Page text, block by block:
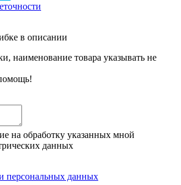
в описании
наименование товара указывать не
на обработку указанных мной
данных
персональных данных